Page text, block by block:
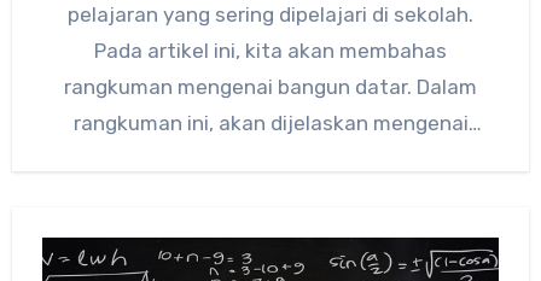
pelajaran yang sering dipelajari di sekolah.
Pada artikel ini, kita akan membahas
rangkuman mengenai bangun datar. Dalam
rangkuman ini, akan dijelaskan mengenai